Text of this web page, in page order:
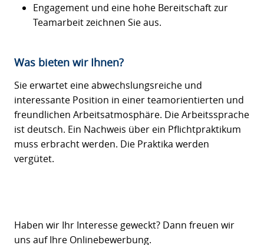
Engagement und eine hohe Bereitschaft zur
Teamarbeit zeichnen Sie aus.
Was bieten wir Ihnen?
Sie erwartet eine abwechslungsreiche und
interessante Position in einer teamorientierten und
freundlichen Arbeitsatmosphäre. Die Arbeitssprache
ist deutsch. Ein Nachweis über ein Pflichtpraktikum
muss erbracht werden. Die Praktika werden
vergütet.
Haben wir Ihr Interesse geweckt? Dann freuen wir
uns auf Ihre Onlinebewerbung.